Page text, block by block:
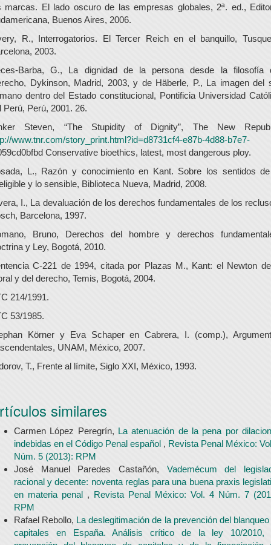
marcas. El lado oscuro de las empresas globales, 2ª. ed.,
Buenos Aires, 2006.
R., Interrogatorios. El Tercer Reich en el banquillo,
2003.
Barba, G., La dignidad de la persona desde la filosofía
Dykinson, Madrid, 2003, y de Häberle, P., La imagen del
dentro del Estado constitucional, Pontificia Universidad
Perú, Perú, 2001. 26.
Steven, “The Stupidity of Dignity”, The New
www.tnr.com/story_print.html?id=d8731cf4-e87b-4d88-b7e7-
Conservative bioethics, latest, most dangerous ploy.
L., Razón y conocimiento en Kant. Sobre los sentidos
y lo sensible, Biblioteca Nueva, Madrid, 2008.
I., La devaluación de los derechos fundamentales de los
Barcelona, 1997.
Bruno, Derechos del hombre y derechos
y Ley, Bogotá, 2010.
C-221 de 1994, citada por Plazas M., Kant: el Newton
y del derecho, Temis, Bogotá, 2004.
214/1991.
53/1985.
Körner y Eva Schaper en Cabrera, I. (comp.),
UNAM, México, 2007.
T., Frente al límite, Siglo XXI, México, 1993.
similares
Carmen López Peregrín, La atenuación de la pena por
indebidas en el Código Penal español , Revista Penal México:
Núm. 5 (2013): RPM
José Manuel Paredes Castañón, Vademécum del
racional y decente: noventa reglas para una buena praxis
en materia penal , Revista Penal México: Vol. 4 Núm. 7
RPM
Rafael Rebollo, La deslegitimación de la prevención del blanqueo
capitales en España. Análisis crítico de la ley 10/2010,